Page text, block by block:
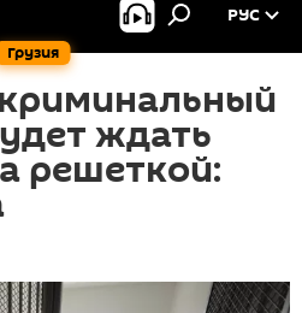
Грузия
РУС
ждать
решеткой: